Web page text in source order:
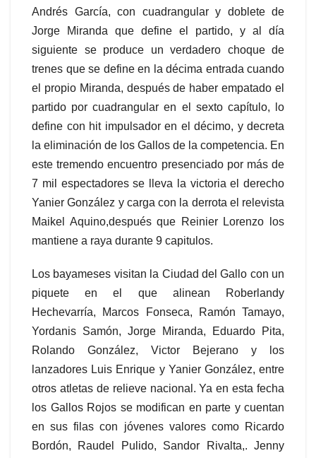
Andrés García, con cuadrangular y doblete de
Jorge Miranda que define el partido, y al día
siguiente se produce un verdadero choque de
trenes que se define en la décima entrada cuando
el propio Miranda, después de haber empatado el
partido por cuadrangular en el sexto capítulo, lo
define con hit impulsador en el décimo, y decreta
la eliminación de los Gallos de la competencia. En
este tremendo encuentro presenciado por más de
7 mil espectadores se lleva la victoria el derecho
Yanier González y carga con la derrota el relevista
Maikel Aquino,después que Reinier Lorenzo los
mantiene a raya durante 9 capitulos.
Los bayameses visitan la Ciudad del Gallo con un
piquete en el que alinean Roberlandy
Hechevarría, Marcos Fonseca, Ramón Tamayo,
Yordanis Samón, Jorge Miranda, Eduardo Pita,
Rolando González, Victor Bejerano y los
lanzadores Luis Enrique y Yanier González, entre
otros atletas de relieve nacional. Ya en esta fecha
los Gallos Rojos se modifican en parte y cuentan
en sus filas con jóvenes valores como Ricardo
Bordón, Raudel Pulido, Sandor Rivalta,. Jenny